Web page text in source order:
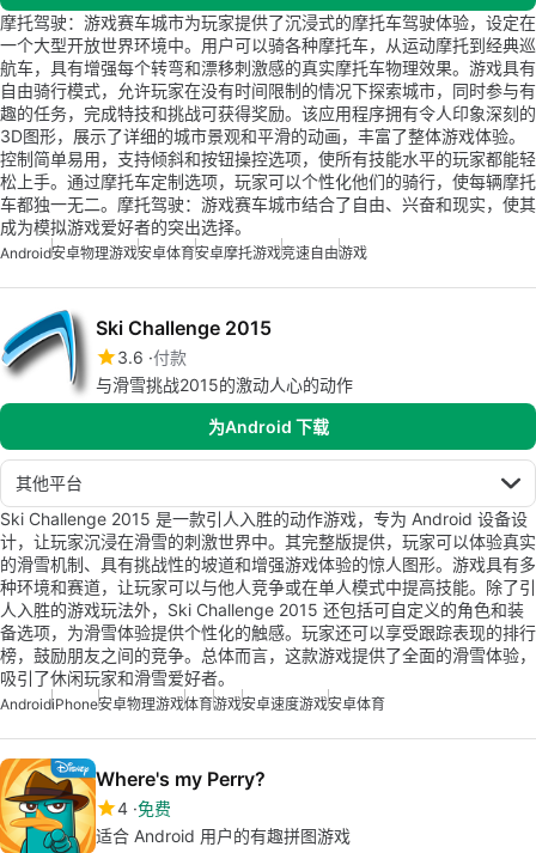
摩托驾驶：游戏赛车城市为玩家提供了沉浸式的摩托车驾驶体验，设定在
一个大型开放世界环境中。用户可以骑各种摩托车，从运动摩托到经典巡
航车，具有增强每个转弯和漂移刺激感的真实摩托车物理效果。游戏具有
自由骑行模式，允许玩家在没有时间限制的情况下探索城市，同时参与有
趣的任务，完成特技和挑战可获得奖励。该应用程序拥有令人印象深刻的
3D图形，展示了详细的城市景观和平滑的动画，丰富了整体游戏体验。
控制简单易用，支持倾斜和按钮操控选项，使所有技能水平的玩家都能轻
松上手。通过摩托车定制选项，玩家可以个性化他们的骑行，使每辆摩托
车都独一无二。摩托驾驶：游戏赛车城市结合了自由、兴奋和现实，使其
成为模拟游戏爱好者的突出选择。
Android安卓物理游戏安卓体育安卓摩托游戏竞速自由游戏
Ski Challenge 2015
3.6 付款
与滑雪挑战2015的激动人心的动作
为Android 下载
其他平台
Ski Challenge 2015 是一款引人入胜的动作游戏，专为 Android 设备设
计，让玩家沉浸在滑雪的刺激世界中。其完整版提供，玩家可以体验真实
的滑雪机制、具有挑战性的坡道和增强游戏体验的惊人图形。游戏具有多
种环境和赛道，让玩家可以与他人竞争或在单人模式中提高技能。除了引
人入胜的游戏玩法外，Ski Challenge 2015 还包括可自定义的角色和装
备选项，为滑雪体验提供个性化的触感。玩家还可以享受跟踪表现的排行
榜，鼓励朋友之间的竞争。总体而言，这款游戏提供了全面的滑雪体验，
吸引了休闲玩家和滑雪爱好者。
AndroidiPhone安卓物理游戏体育游戏安卓速度游戏安卓体育
Where's my Perry?
4 免费
适合 Android 用户的有趣拼图游戏